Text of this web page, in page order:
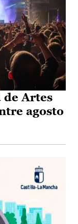
de Artes
agosto